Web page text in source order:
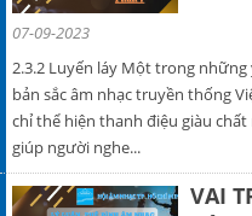
07-09-2023
2.3.2 Luyến láy Một trong
bản sắc âm nhạc truyền thống
chỉ thể hiện thanh điệu giàu
giúp người nghe...
VAI